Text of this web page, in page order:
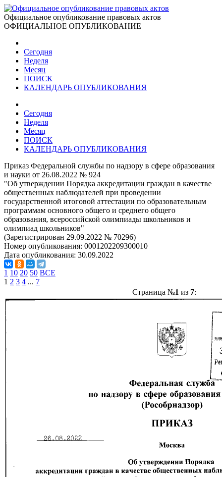
Официальное опубликование правовых актов
ОФИЦИАЛЬНОЕ ОПУБЛИКОВАНИЕ
Сегодня
Неделя
Месяц
ПОИСК
КАЛЕНДАРЬ ОПУБЛИКОВАНИЯ
Сегодня
Неделя
Месяц
ПОИСК
КАЛЕНДАРЬ ОПУБЛИКОВАНИЯ
Приказ Федеральной службы по надзору в сфере образования
и науки от 26.08.2022 № 924
"Об утверждении Порядка аккредитации граждан в качестве
общественных наблюдателей при проведении
государственной итоговой аттестации по образовательным
программам основного общего и среднего общего
образования, всероссийской олимпиады школьников и
олимпиад школьников"
(Зарегистрирован 29.09.2022 № 70296)
Номер опубликования: 0001202209300010
Дата опубликования: 30.09.2022
1 10 20 50 ВСЕ
1 2 3 4 ... 7
Страница №1 из 7: